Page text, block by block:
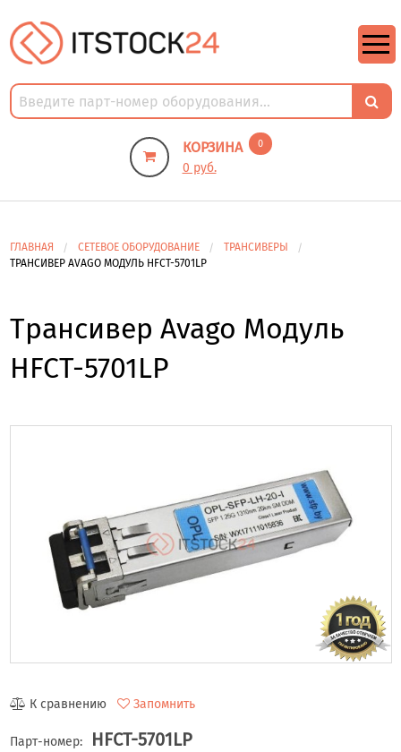
КОРЗИНА 0
0 руб.
ГЛАВНАЯ СЕТЕВОЕ ОБОРУДОВАНИЕ
ТРАНСИВЕРЫ
ТРАНСИВЕР AVAGO МОДУЛЬ HFCT-5701LP
Трансивер Avago Модуль
HFCT-5701LP
К сравнению Запомнить
Парт-номер: HFCT-5701LP